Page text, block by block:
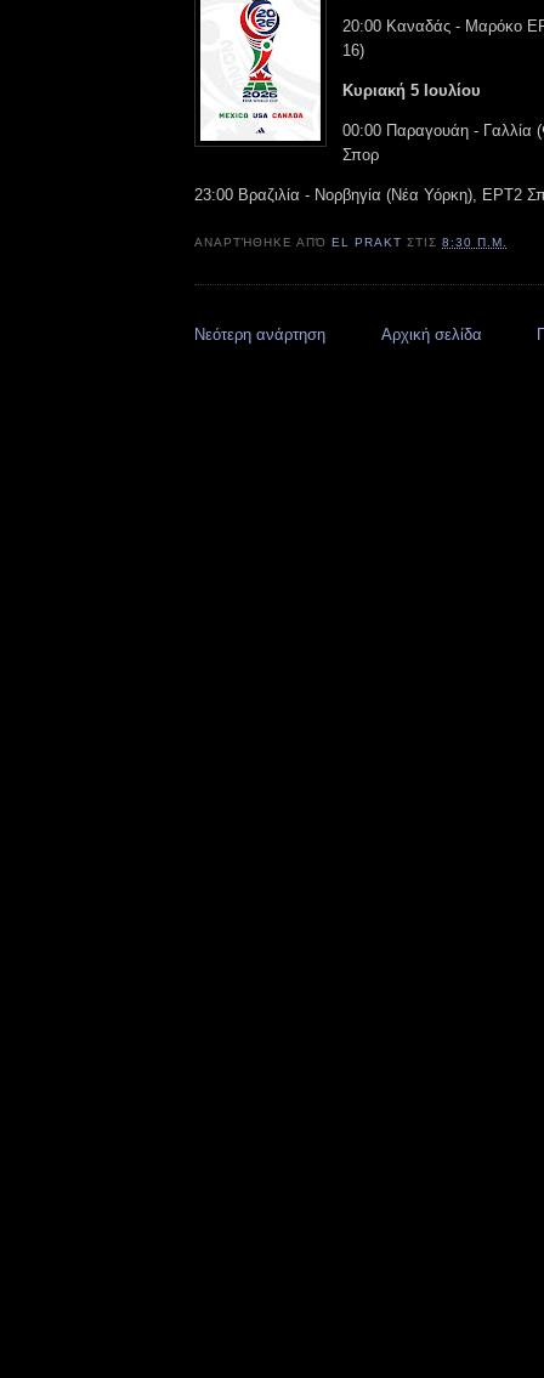
20:00 Καναδάς - Μαρόκο
16)
Κυριακή 5 Ιουλίου
00:00 Παραγουάη - Γαλλία
Σπορ
23:00 Βραζιλία - Νορβηγία (Νέα Υόρκη), ΕΡΤ2
ΑΝΑΡΤΉΘΗΚΕ ΑΠΌEL PRAKT ΣΤΙΣ8:30 Π.Μ.
Νεότερη ανάρτηση Αρχική σελίδα